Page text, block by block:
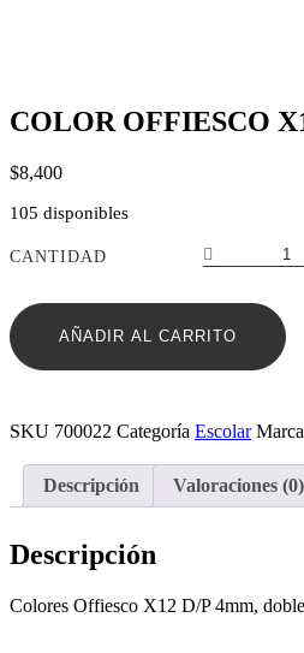
COLOR OFFIESCO
$8,400
105 disponibles
CANTIDAD
D/P
4MM
AÑADIR AL CARRITO
SKU 700022 Categoría Escolar
Descripción Valoraciones (0)
Descripción
Colores Offiesco X12 D/P 4mm,